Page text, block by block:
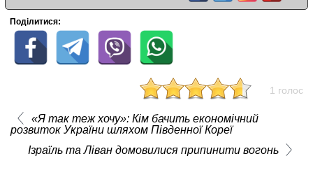
Поділитися:
1 голос
«Я так теж хочу»: Кім бачить економічний
розвиток України шляхом Південної Кореї
Ізраїль та Ліван домовилися припинити вогонь